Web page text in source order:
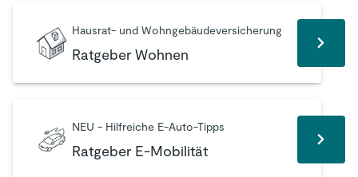
Hausrat- und Wohngebäudeversicherung
Ratgeber Wohnen
NEU - Hilfreiche E-Auto-Tipps
Ratgeber E-Mobilität